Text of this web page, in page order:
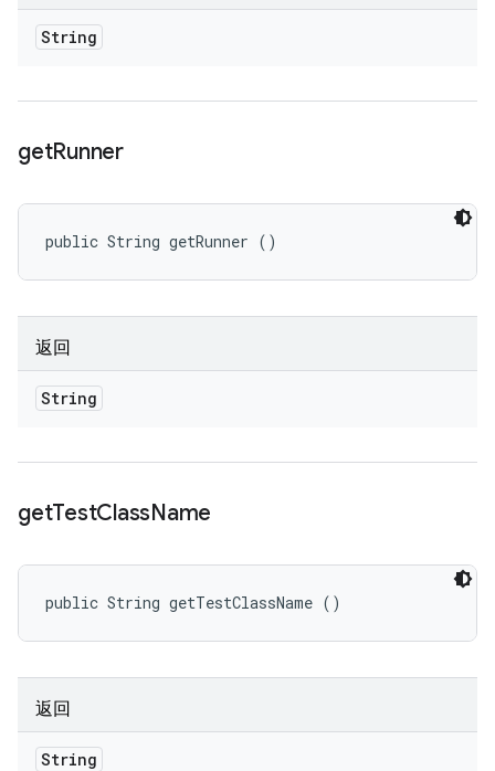
String
getRunner
public String getRunner ()
返回
String
getTestClassName
public String getTestClassName ()
返回
String